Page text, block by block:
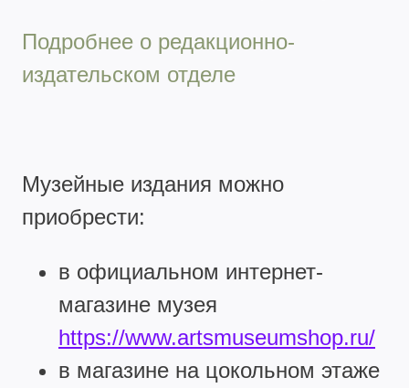
Подробнее о редакционно-
издательском отделе
Музейные издания можно
приобрести:
в официальном интернет-
магазине музея
https://www.artsmuseumshop.ru/
в магазине на цокольном этаже